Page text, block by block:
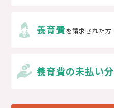
養育費を請求された方
養育費の未払い分